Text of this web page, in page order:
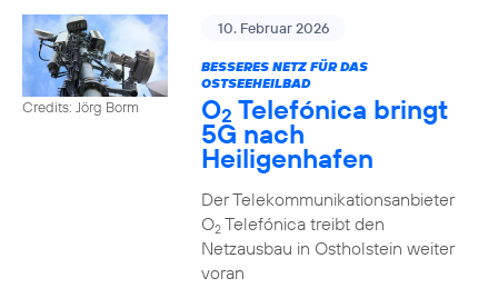
Credits: Jörg Borm
10. Februar 2026
BESSERES NETZ FÜR DAS
OSTSEEHEILBAD
O2 Telefónica bringt
5G nach
Heiligenhafen
Der Telekommunikationsanbieter
O2Telefónica treibt den
Netzausbau in Ostholstein weiter
voran